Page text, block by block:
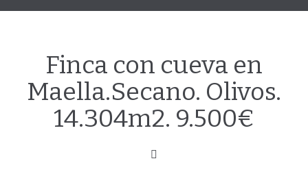
Finca con cueva en
Maella.Secano. Olivos.
14.304m2. 9.500€